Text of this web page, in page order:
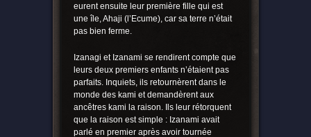
eurent ensuite leur première fille qui est
une île, Ahaji (l’Ecume), car sa terre n’était
pas bien ferme.
Izanagi et Izanami se rendirent compte que
leurs deux premiers enfants n’étaient pas
parfaits. Inquiets, ils retournèrent dans le
monde des kami et demandèrent aux
ancêtres kami la raison. Ils leur rétorquent
que la raison est simple : Izanami avait
parlé en premier après avoir tournée